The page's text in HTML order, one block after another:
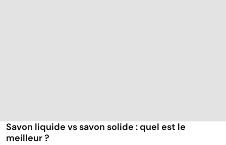
Savon liquide vs savon solide : quel est le
meilleur ?